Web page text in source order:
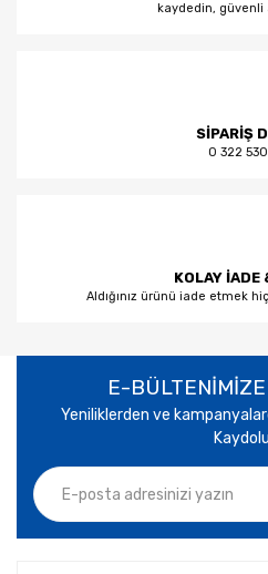
kaydedin, güvenli
SİPARİŞ
0 322
KOLAY İADE
Aldığınız ürünü iade etmek
E-BÜLTENİMİZE
Yeniliklerden ve